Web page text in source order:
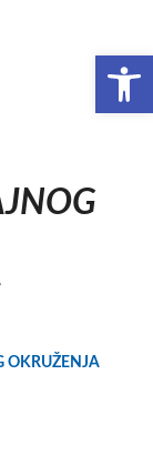
Open toolbar
OKRUŽENJA